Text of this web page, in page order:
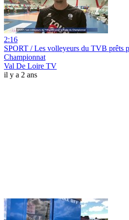
2:16
SPORT / Les volleyeurs du TVB prêts
Championnat
Val De Loire TV
il y a 2 ans